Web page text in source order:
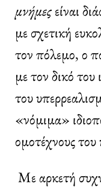
μνήμεςείναι
με σχετική
τον πόλεμο, ο
με τον δικό
του
«νόμιμα»
ομοτέχνους
Με αρκετή